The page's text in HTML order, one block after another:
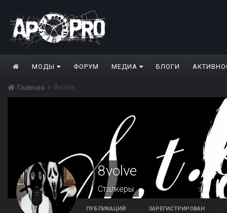
МОДЫ ФОРУМ МЕДИА БЛОГИ
Главная 8volve
8volve
Сталкеры
ПУБЛИКАЦИЙ ЗАРЕГИСТРИРОВАН